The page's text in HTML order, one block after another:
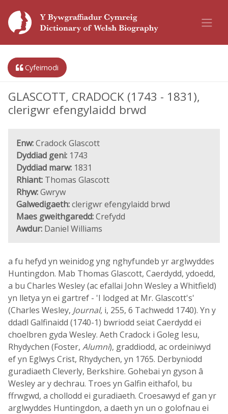
Cyfeirnodi
GLASCOTT, CRADOCK (1743 - 1831),
clerigwr efengylaidd brwd
Enw:Cradock Glascott
Dyddiad geni: 1743
Dyddiad marw: 1831
Rhiant: Thomas Glascott
Rhyw:Gwryw
Galwedigaeth:clerigwr efengylaidd brwd
Maes gweithgaredd:Crefydd
Awdur: Daniel Williams
a fu hefyd yn weinidog yng nghyfundeb yr arglwyddes
Huntingdon. Mab Thomas Glascott, Caerdydd, ydoedd,
a bu Charles Wesley (ac efallai John Wesley a Whitfield)
yn lletya yn ei gartref - 'I lodged at Mr. Glascott's'
(Charles Wesley, Journal, i, 255, 6 Tachwedd 1740). Yn y
ddadl Galfinaidd (1740-1) bwriodd seiat Caerdydd ei
choelbren gyda Wesley. Aeth Cradock i Goleg Iesu,
Rhydychen (Foster, Alumni), graddiodd, ac ordeiniwyd
ef yn Eglwys Crist, Rhydychen, yn 1765. Derbyniodd
guradiaeth Cleverly, Berkshire. Gohebai yn gyson â
Wesley ar y dechrau. Troes yn Galfin eithafol, bu
ffrwgwd, a chollodd ei guradiaeth. Croesawyd ef gan yr
arglwyddes Huntingdon, a daeth yn un o golofnau ei